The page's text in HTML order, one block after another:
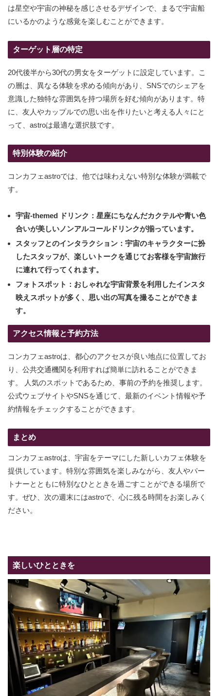
は星空や宇宙の神秘を感じさせるデザインで、まるで宇宙船
にいるかのような感覚を楽しむことができます。
ターゲット層の特定
20代後半から30代の男女をターゲットに設定しています。こ
の層は、異なる体験を求める傾向があり、SNSでのシェアを
意識した独特な雰囲気を持つ場所を好む傾向があります。特
に、友人やカップルでの思い出を作りたいと考える人々にと
って、astroは最適な選択肢です。
特別体験の紹介
コンカフェastroでは、他では味わえない特別な体験が満載で
す。
宇宙-themed ドリンク： 星座にちなんだカクテルや青い色
合いが美しいノンアルコールドリンクが揃っています。
スタッフとのインタラクション： 宇宙のキャラクターに扮
したスタッフが、楽しいトークを通じてお客様を宇宙旅行
に連れて行ってくれます。
フォトスポット： おしゃれな宇宙背景を利用したインスタ
映えスポットが多く、思い出の写真を撮ることができま
す。
アクセス情報と予約方法
コンカフェastroは、都心のアクセスが良い地点に位置してお
り、公共交通機関を利用すれば簡単に訪れることができま
す。 人気のスポットであるため、事前の予約を推奨します。
公式ウェブサイトやSNSを通じて、最新のイベント情報や予
約情報をチェックすることができます。
まとめ
コンカフェastroは、宇宙をテーマにした新しいカフェ体験を
提供しています。特別な雰囲気を楽しみながら、友人やパー
トナーとともに特別なひとときを過ごすことができる場所で
す。ぜひ、次の週末にはastroで、心に残る時間をお楽しみく
ださい。
楽しいひとときを